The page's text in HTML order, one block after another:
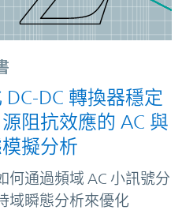
DC-DC 轉換器穩定
阻抗效應的 AC 與
擬分析
何通過頻域 AC 小訊號分
域瞬態分析來優化